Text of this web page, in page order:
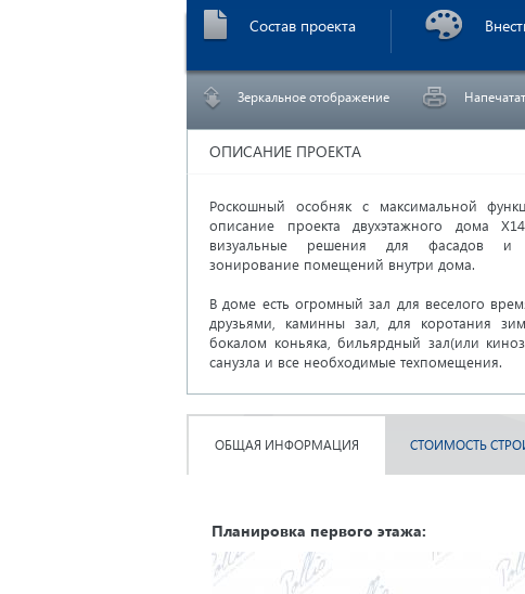
Состав проекта
Зеркальное отображение
ОПИСАНИЕ ПРОЕКТА
Роскошный особняк с максимальной
описание проекта двухэтажного дома
визуальные решения для фасадов и
зонирование помещений внутри дома.
В доме есть огромный зал для веселого
друзьями, каминны зал, для коротания
бокалом коньяка, бильярдный зал(или
санузла и все необходимые техпомещения.
ОБЩАЯ ИНФОРМАЦИЯ СТОИМОСТЬ
Планировка первого этажа: